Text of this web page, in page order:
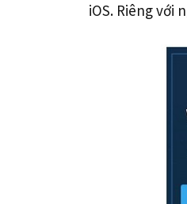
iOS. Riêng với